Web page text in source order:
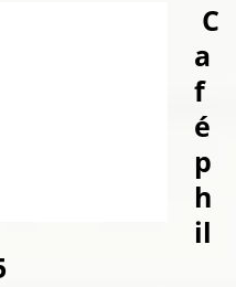
C
a
f
é
p
h
il